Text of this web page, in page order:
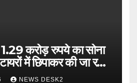
1.29 करोड़ रुपये का सोना
में छिपाकर की जा रही
NEWS DESK2